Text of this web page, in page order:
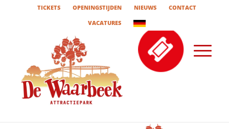
TICKETS OPENINGSTIJDEN NIEUWS
CONTACT
VACATURES